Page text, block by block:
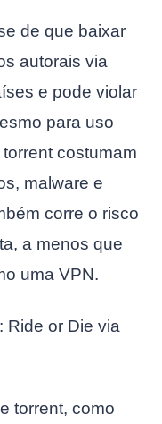
de que baixar
autorais via
e pode violar
para uso
costumam
malware e
corre o risco
a menos que
uma VPN.
Ride or Die via
torrent, como